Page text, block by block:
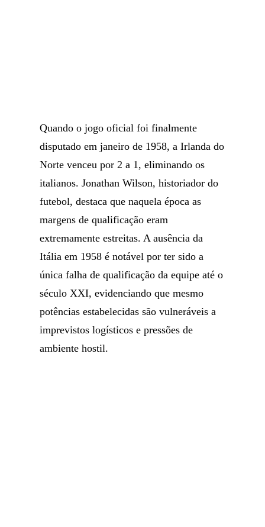
Quando o jogo oficial foi finalmente
disputado em janeiro de 1958, a Irlanda do
Norte venceu por 2 a 1, eliminando os
italianos. Jonathan Wilson, historiador do
futebol, destaca que naquela época as
margens de qualificação eram
extremamente estreitas. A ausência da
Itália em 1958 é notável por ter sido a
única falha de qualificação da equipe até o
século XXI, evidenciando que mesmo
potências estabelecidas são vulneráveis a
imprevistos logísticos e pressões de
ambiente hostil.